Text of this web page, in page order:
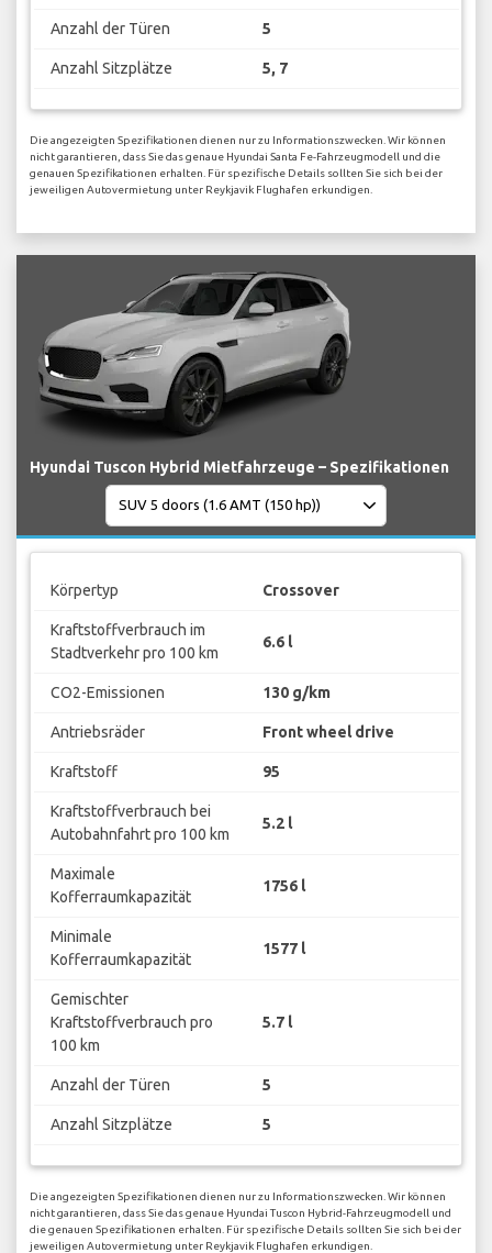
Anzahl der Türen 5
Anzahl Sitzplätze 5, 7
Die angezeigten Spezifikationen dienen nur zu Informationszwecken. Wir können
nicht garantieren, dass Sie das genaue Hyundai Santa Fe-Fahrzeugmodell und die
genauen Spezifikationen erhalten. Für spezifische Details sollten Sie sich bei der
jeweiligen Autovermietung unter Reykjavik Flughafen erkundigen.
Hyundai Tuscon Hybrid Mietfahrzeuge – Spezifikationen
Körpertyp Crossover
Kraftstoffverbrauch im
Stadtverkehr pro 100 km
6.6 l
CO2-Emissionen 130 g/km
Antriebsräder Front wheel drive
Kraftstoff 95
Kraftstoffverbrauch bei
Autobahnfahrt pro 100 km
5.2 l
Maximale
Kofferraumkapazität
1756 l
Minimale
Kofferraumkapazität
1577 l
Gemischter
Kraftstoffverbrauch pro
100 km
5.7 l
Anzahl der Türen 5
Anzahl Sitzplätze 5
Die angezeigten Spezifikationen dienen nur zu Informationszwecken. Wir können
nicht garantieren, dass Sie das genaue Hyundai Tuscon Hybrid-Fahrzeugmodell und
die genauen Spezifikationen erhalten. Für spezifische Details sollten Sie sich bei der
jeweiligen Autovermietung unter Reykjavik Flughafen erkundigen.